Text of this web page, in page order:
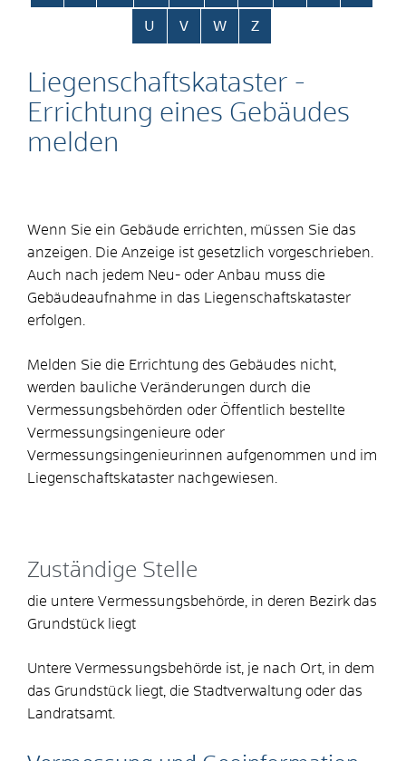
U V W Z
Liegenschaftskataster -
Errichtung eines Gebäudes
melden
Wenn Sie ein Gebäude errichten, müssen Sie das
anzeigen. Die Anzeige ist gesetzlich vorgeschrieben.
Auch nach jedem Neu- oder Anbau muss die
Gebäudeaufnahme in das Liegenschaftskataster
erfolgen.
Melden Sie die Errichtung des Gebäudes nicht,
werden bauliche Veränderungen durch die
Vermessungsbehörden oder Öffentlich bestellte
Vermessungsingenieure oder
Vermessungsingenieurinnen aufgenommen und im
Liegenschaftskataster nachgewiesen.
Zuständige Stelle
die untere Vermessungsbehörde, in deren Bezirk das
Grundstück liegt
Untere Vermessungsbehörde ist, je nach Ort, in dem
das Grundstück liegt, die Stadtverwaltung oder das
Landratsamt.